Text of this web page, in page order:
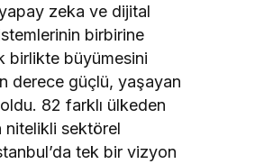
zeka ve dijital
birbirine
birlikte büyümesini
derece güçlü, yaşayan
82 farklı ülkeden
nitelikli sektörel
tek bir vizyon